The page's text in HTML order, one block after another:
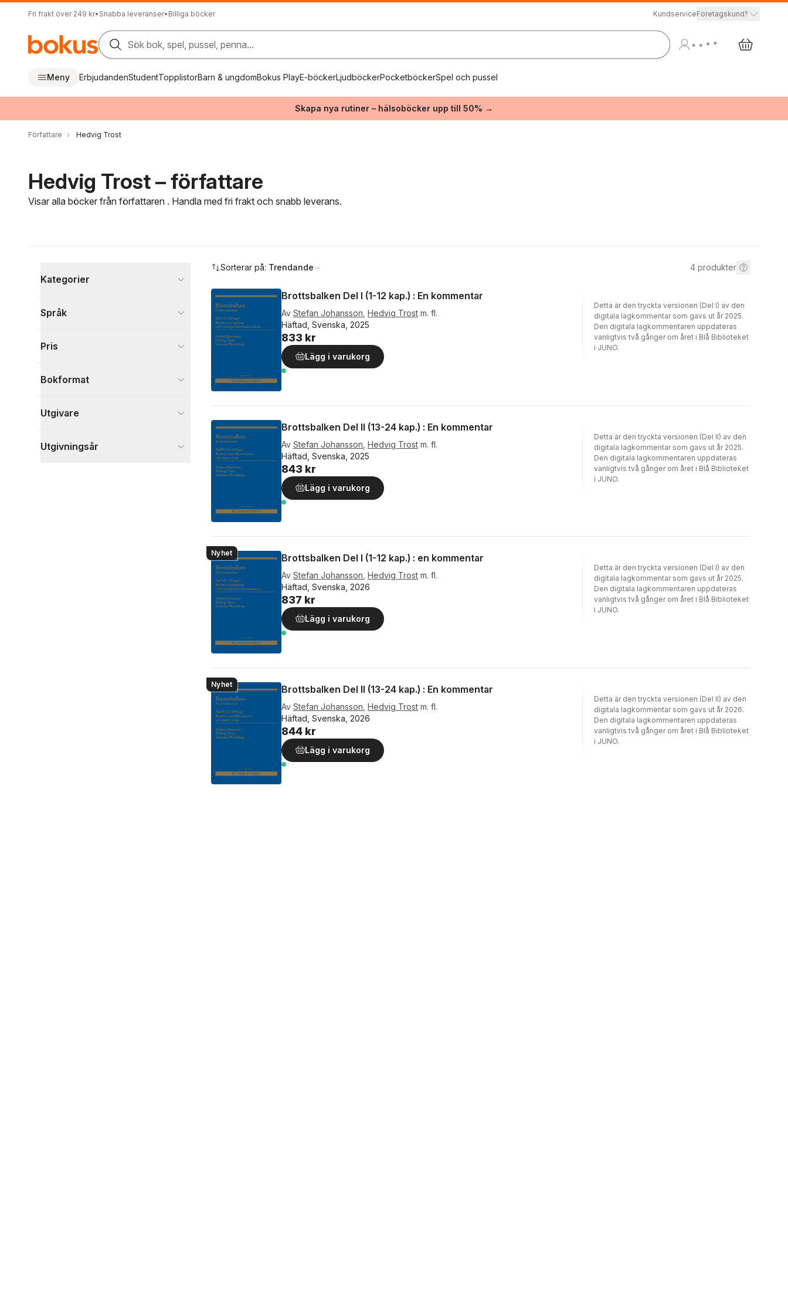
Fri frakt över 249 kr• Snabba leveranser• Billiga böcker KundserviceFöretagskund?
Sök bok, spel, pussel, penna...
Meny ErbjudandenStudentTopplistorBarn & ungdomBokus PlayE-böckerLjudböckerPocketböckerSpel och pussel
Skapa nya rutiner – hälsoböcker upp till 50% →
Författare Hedvig Trost
Hedvig Trost – författare
Visar alla böcker från författaren . Handla med fri frakt och snabb leverans.
Kategorier
Visa fler
Språk
Pris
Bokformat
Utgivare
Utgivningsår
Sorterar på: Trendande 4 produkter
Brottsbalken Del I (1-12 kap.) : En kommentar
Av Stefan Johansson Hedvig Trost m. fl.
Häftad, Svenska, 2025
833 kr
Lägg i varukorg
Detta är den tryckta versionen (Del I) av den
digitala lagkommentar som gavs ut år 2025.
Den digitala lagkommentaren uppdateras
vanligtvis två gånger om året i Blå Biblioteket
i JUNO.
Brottsbalken Del II (13-24 kap.) : En kommentar
Av Stefan Johansson Hedvig Trost m. fl.
Häftad, Svenska, 2025
843 kr
Lägg i varukorg
Detta är den tryckta versionen (Del II) av den
digitala lagkommentar som gavs ut år 2025.
Den digitala lagkommentaren uppdateras
vanligtvis två gånger om året i Blå Biblioteket
i JUNO.
Nyhet Brottsbalken Del I (1-12 kap.) : en kommentar
Av Stefan Johansson Hedvig Trost m. fl.
Häftad, Svenska, 2026
837 kr
Lägg i varukorg
Detta är den tryckta versionen (Del I) av den
digitala lagkommentar som gavs ut år 2025.
Den digitala lagkommentaren uppdateras
vanligtvis två gånger om året i Blå Biblioteket
i JUNO.
Nyhet Brottsbalken Del II (13-24 kap.) : En kommentar
Av Stefan Johansson Hedvig Trost m. fl.
Häftad, Svenska, 2026
844 kr
Lägg i varukorg
Detta är den tryckta versionen (Del II) av den
digitala lagkommentar som gavs ut år 2026.
Den digitala lagkommentaren uppdateras
vanligtvis två gånger om året i Blå Biblioteket
i JUNO.